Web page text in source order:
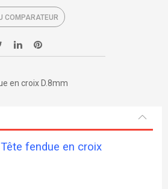
COMPARATEUR
en croix D.8mm
fendue en croix